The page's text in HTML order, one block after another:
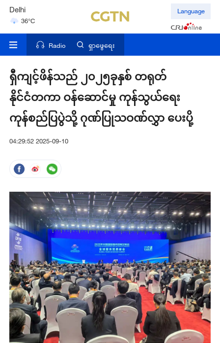
Delhi
36°C
Hyderabad
Language
Radio ရှာဖွေရေး
ရှီကျင့်ဖိန်သည် ၂၀၂၅ခုနှစ် တရုတ်
နိုင်ငံတကာ ဝန်ဆောင်မှု ကုန်သွယ်ရေး
ကုန်စည်ပြပွဲသို့ ဂုဏ်ပြုသဝဏ်လွှာ ပေးပို့
04:29:52 2025-09-10